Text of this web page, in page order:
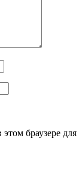
браузере для